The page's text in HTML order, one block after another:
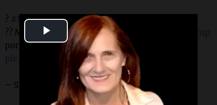
Play
Video
? #ESPNMundial
?? Mirá los mejores partidos de la
#FIFAWorldCup
por ESPN, en el Plan Premium de
pic.twitter.com/6crdNle2Bg
— SportsCenter (@SC_ESPN)June 16, 2026